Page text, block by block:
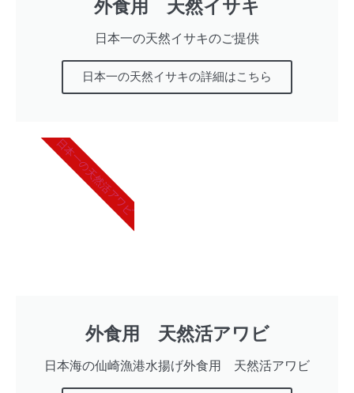
外食用 天然イサキ
日本一の天然イサキのご提供
日本一の天然イサキの詳細はこちら
外食用 天然活アワビ
日本海の仙崎漁港水揚げ外食用 天然活アワビ
日本一の天然活アワビ